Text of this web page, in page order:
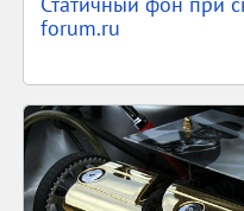
forum.ru